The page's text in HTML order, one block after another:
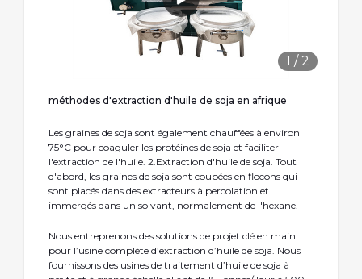
1 / 2
méthodes d'extraction d'huile de soja en afrique
Les graines de soja sont également chauffées à environ
75°C pour coaguler les protéines de soja et faciliter
l'extraction de l'huile. 2.Extraction d'huile de soja. Tout
d'abord, les graines de soja sont coupées en flocons qui
sont placés dans des extracteurs à percolation et
immergés dans un solvant, normalement de l'hexane.
Nous entreprenons des solutions de projet clé en main
pour l’usine complète d’extraction d’huile de soja. Nous
fournissons des usines de traitement d’huile de soja à